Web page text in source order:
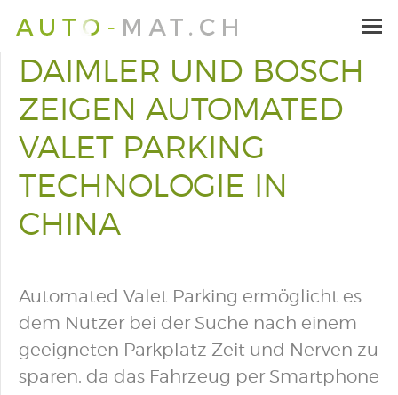
DAIMLER UND BOSCH
ZEIGEN AUTOMATED
VALET PARKING
TECHNOLOGIE IN
CHINA
Automated Valet Parking ermöglicht es
dem Nutzer bei der Suche nach einem
geeigneten Parkplatz Zeit und Nerven zu
sparen, da das Fahrzeug per Smartphone